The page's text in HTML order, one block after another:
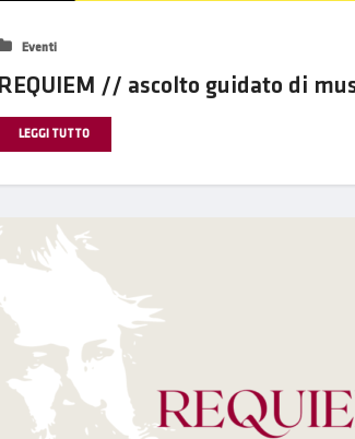
Eventi
REQUIEM // ascolto guidato di
LEGGI TUTTO